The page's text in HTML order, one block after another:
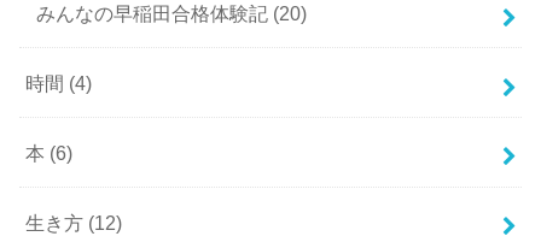
みんなの早稲田合格体験記 (20)
時間 (4)
本 (6)
生き方 (12)